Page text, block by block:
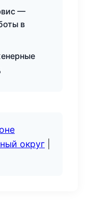
—
в
округ